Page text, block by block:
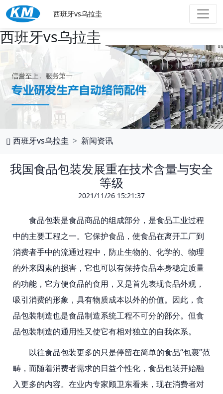
西班牙vs乌拉圭
西班牙vs乌拉圭
西班牙vs乌拉圭 新闻资讯
我国食品包装发展重在技术含量与安全
等级
2021/11/26 15:21:37
食品包装是食品商品的组成部分，是食品工业过程
中的主要工程之一。它保护食品，使食品在离开工厂到
消费者手中的流通过程中，防止生物的、化学的、物理
的外来因素的损害，它也可以有保持食品本身稳定质量
的功能，它方便食品的食用，又是首先表现食品外观，
吸引消费的形象，具有物质成本以外的价值。因此，食
品包装制造也是食品制造系统工程不可分的部分。但食
品包装制造的通用性又使它有相对独立的自我体系。
以往食品包装更多的只是停留在简单的食品“包裹”范
畴，而随着消费者需求的日益个性化，食品包装开始融
入更多的内容。在业内专家顾卫东看来，现在消费者对